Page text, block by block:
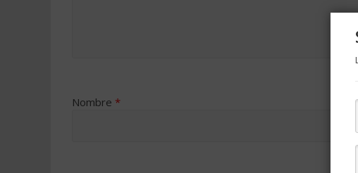
Nombre *